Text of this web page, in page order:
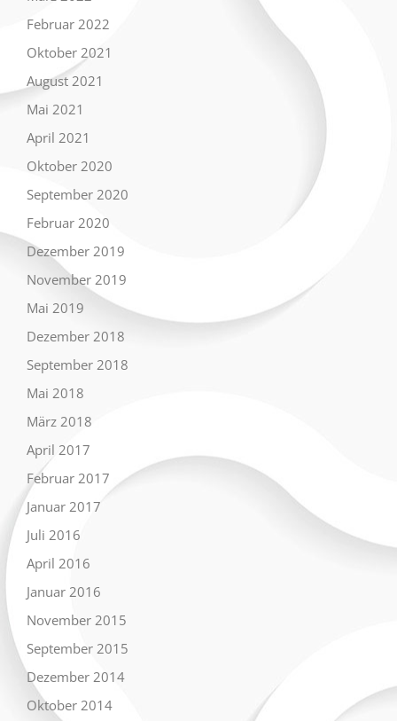
Februar 2022
Oktober 2021
August 2021
Mai 2021
April 2021
Oktober 2020
September 2020
Februar 2020
Dezember 2019
November 2019
Mai 2019
Dezember 2018
September 2018
Mai 2018
März 2018
April 2017
Februar 2017
Januar 2017
Juli 2016
April 2016
Januar 2016
November 2015
September 2015
Dezember 2014
Oktober 2014